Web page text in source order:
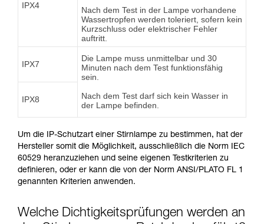
IPX4
Nach dem Test in der Lampe vorhandene
Wassertropfen werden toleriert, sofern kein
Kurzschluss oder elektrischer Fehler
auftritt.
IPX7
Die Lampe muss unmittelbar und 30
Minuten nach dem Test funktionsfähig
sein.
Nach dem Test darf sich kein Wasser in
der Lampe befinden.
IPX8
Um die IP-Schutzart einer Stirnlampe zu bestimmen, hat der
Hersteller somit die Möglichkeit, ausschließlich die Norm IEC
60529 heranzuziehen und seine eigenen Testkriterien zu
definieren, oder er kann die von der Norm ANSI/PLATO FL 1
genannten Kriterien anwenden.
Welche Dichtigkeitsprüfungen werden an